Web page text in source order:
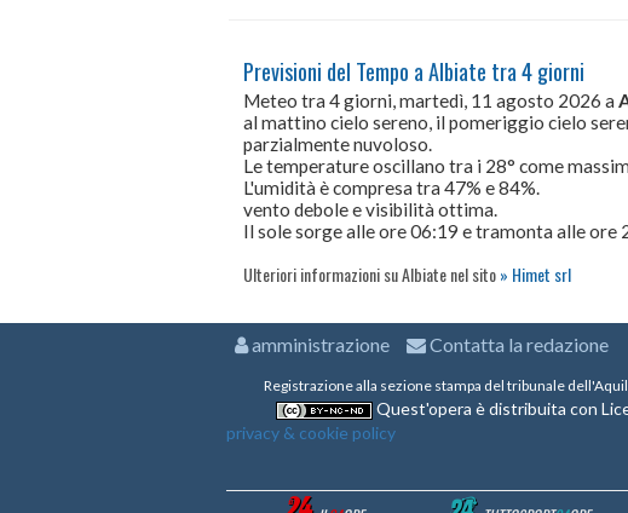
Previsioni del Tempo a Albiate tra 4 giorni
Meteo tra 4 giorni, martedì, 11 agosto 2026 a
al mattino cielo sereno, il pomeriggio cielo
parzialmente nuvoloso.
Le temperature oscillano tra i 28° come
L'umidità è compresa tra 47% e 84%.
vento debole e visibilità ottima.
Il sole sorge alle ore 06:19 e tramonta alle ore
Ulteriori informazioni su Albiate nel sito Himet srl
amministrazione Contatta la redazione
Registrazione alla sezione stampa del tribunale
Quest'opera è distribuita con
privacy & cookie policy